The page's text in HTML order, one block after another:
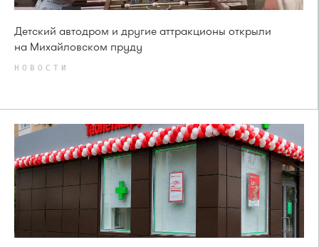
Детский автодром и другие аттракционы открыли
на Михайловском пруду
НОВОСТИ